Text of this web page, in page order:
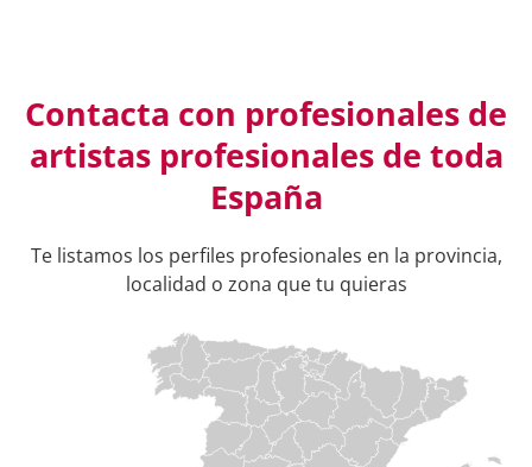
Contacta con profesionales de
artistas profesionales de toda
España
Te listamos los perfiles profesionales en la provincia,
localidad o zona que tu quieras